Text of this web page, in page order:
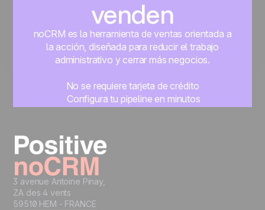
venden
noCRM es la herramienta de ventas orientada a
la acción, diseñada para reducir el trabajo
administrativo y cerrar más negocios.
No se requiere tarjeta de crédito
Configura tu pipeline en minutos
3 avenue Antoine Pinay,
ZA des 4 vents
59510 HEM - FRANCE